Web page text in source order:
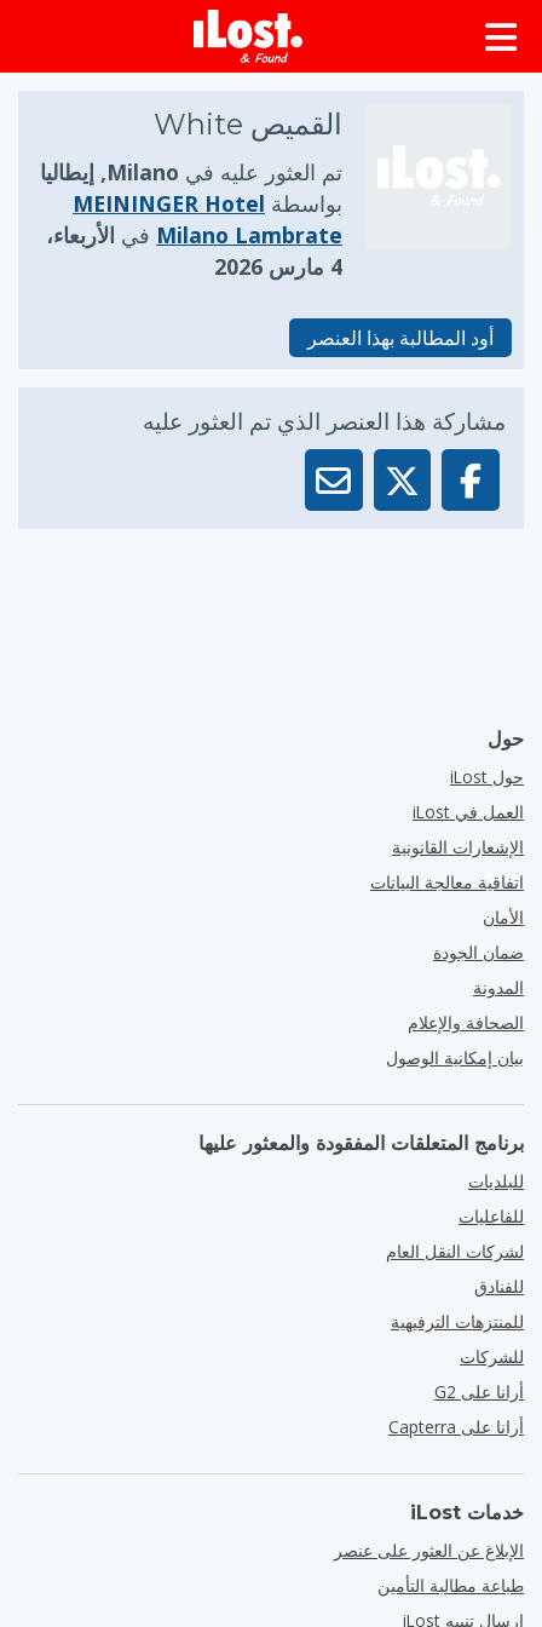
القميص White
تم العثور عليه في Milano, إيطاليا
بواسطة MEININGER Hotel
Milano Lambrate في الأربعاء،
4 مارس 2026
أود المطالبة بهذا العنصر
مشاركة هذا العنصر الذي تم العثور عليه
حول
حول iLost
العمل في iLost
الإشعارات القانونية
اتفاقية معالجة البيانات
الأمان
ضمان الجودة
المدونة
الصحافة والإعلام
بيان إمكانية الوصول
برنامج المتعلقات المفقودة والمعثور عليها
للبلديات
للفاعليات
لشركات النقل العام
للفنادق
للمنتزهات الترفيهية
للشركات
أرانا على G2
أرانا على Capterra
خدمات iLost
الإبلاغ عن العثور على عنصر
طباعة مطالبة التأمين
إرسال تنبيه iLost